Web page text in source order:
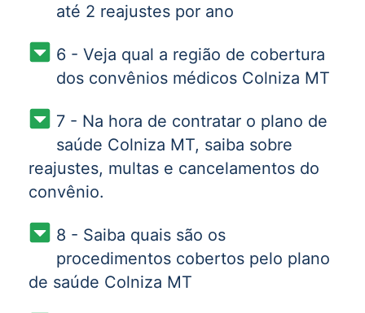
até 2 reajustes por ano
6 - Veja qual a região de cobertura
dos convênios médicos Colniza MT
7 - Na hora de contratar o plano de
saúde Colniza MT, saiba sobre
reajustes, multas e cancelamentos do
convênio.
8 - Saiba quais são os
procedimentos cobertos pelo plano
de saúde Colniza MT